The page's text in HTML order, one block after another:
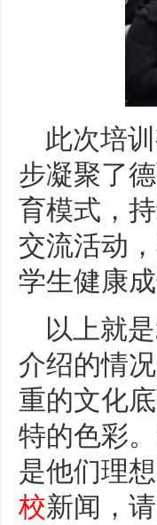
此次培
步凝聚了
育模式，
交流活动
学生健康
以上就
介绍的情
重的文化
特的色彩
是他们理
校新闻，